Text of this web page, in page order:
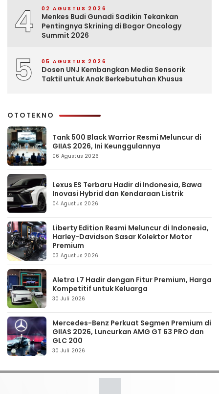
4 02 AGUSTUS 2026
Menkes Budi Gunadi Sadikin Tekankan
Pentingnya Skrining di Bogor Oncology
Summit 2026
5 05 AGUSTUS 2026
Dosen UNJ Kembangkan Media Sensorik
Taktil untuk Anak Berkebutuhan Khusus
OTOTEKNO
Tank 500 Black Warrior Resmi Meluncur di
GIIAS 2026, Ini Keunggulannya
06 Agustus 2026
Lexus ES Terbaru Hadir di Indonesia, Bawa
Inovasi Hybrid dan Kendaraan Listrik
04 Agustus 2026
Liberty Edition Resmi Meluncur di Indonesia,
Harley-Davidson Sasar Kolektor Motor
Premium
03 Agustus 2026
Aletra L7 Hadir dengan Fitur Premium, Harga
Kompetitif untuk Keluarga
30 Juli 2026
Mercedes-Benz Perkuat Segmen Premium di
GIIAS 2026, Luncurkan AMG GT 63 PRO dan
GLC 200
30 Juli 2026